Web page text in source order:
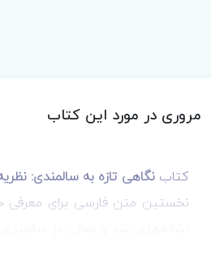
مروری در مورد این کتاب
کتاب نگاهی تازه به سالمندی:
نخستین متن فارسی برای معرفی
سالمندان می­پردازد. همچنین؛